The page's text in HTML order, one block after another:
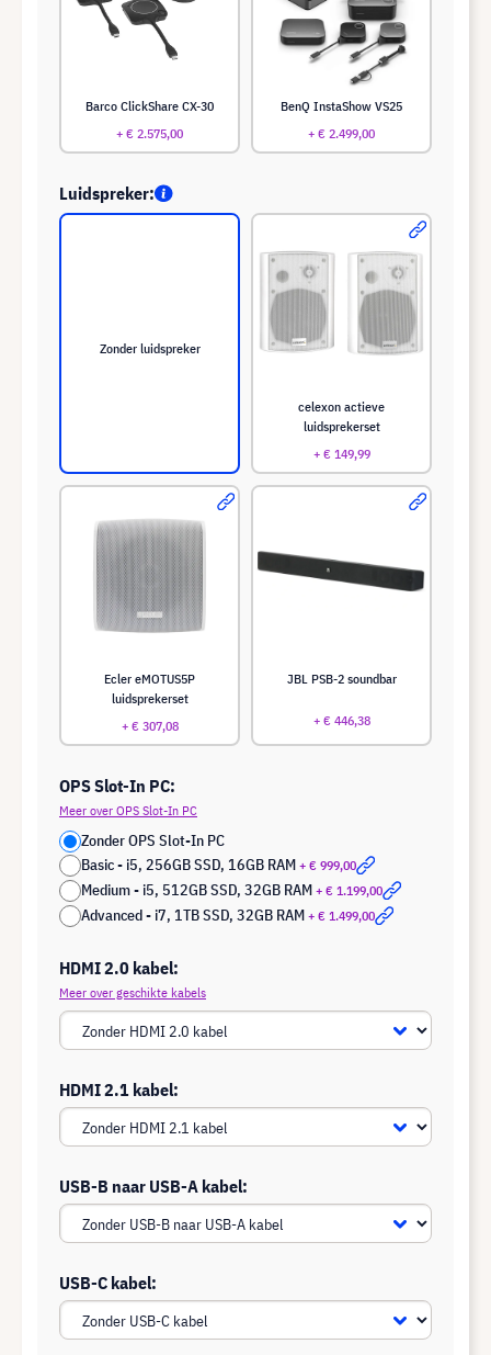
Barco ClickShare CX-30
+ € 2.575,00
BenQ InstaShow VS25
+ € 2.499,00
Luidspreker:
Zonder luidspreker
celexon actieve
luidsprekerset
+ € 149,99
Ecler eMOTUS5P
luidsprekerset
+ € 307,08
JBL PSB-2 soundbar
+ € 446,38
OPS Slot-In PC:
Meer over OPS Slot-In PC
Zonder OPS Slot-In PC
Basic - i5, 256GB SSD, 16GB RAM + € 999,00
Medium - i5, 512GB SSD, 32GB RAM + € 1.199,00
Advanced - i7, 1TB SSD, 32GB RAM + € 1.499,00
HDMI 2.0 kabel:
Meer over geschikte kabels
HDMI 2.1 kabel:
USB-B naar USB-A kabel:
USB-C kabel: